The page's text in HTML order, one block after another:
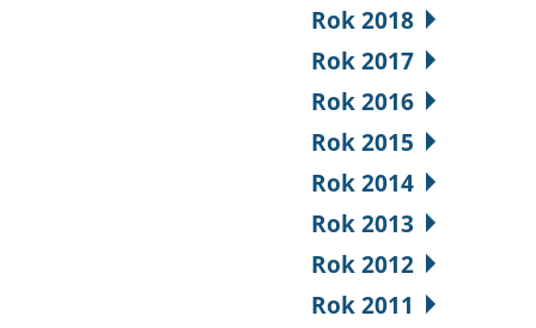
Rok 2018
Rok 2017
Rok 2016
Rok 2015
Rok 2014
Rok 2013
Rok 2012
Rok 2011